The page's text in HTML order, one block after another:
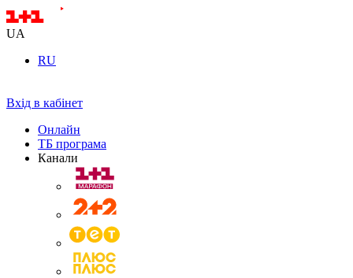
UA
RU
Вхід в кабінет
Онлайн
ТБ програма
Канали